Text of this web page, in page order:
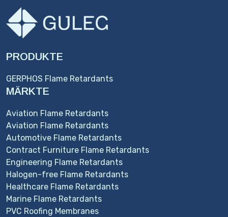
PRODUKTE
GERPHOS Flame Retardants
MÄRKTE
Aviation Flame Retardants
Aviation Flame Retardants
Automotive Flame Retardants
Contract Furniture Flame Retardants
Engineering Flame Retardants
Halogen-free Flame Retardants
Healthcare Flame Retardants
Marine Flame Retardants
PVC Roofing Membranes